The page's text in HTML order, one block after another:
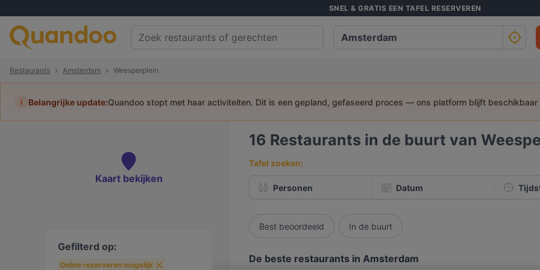
SNEL & GRATIS EEN TAFEL RESERVEREN
Restaurants Amsterdam Weesperplein
i Belangrijke update:Quandoo stopt met haar activiteiten. Dit is een gepland, gefaseerd proces — ons platform blijft
Kaart bekijken
Gefilterd op:
Online reserveren mogelijk
16 Restaurants in de buurt van
Tafel zoeken:
Personen Datum
Best beoordeeld In de buurt
De beste restaurants in Amsterdam